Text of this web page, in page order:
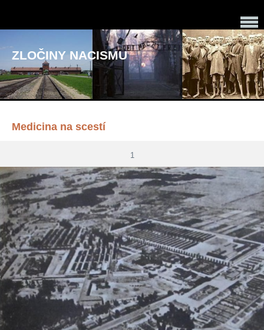
ZLOČINY NACISMU
Medicina na scestí
1